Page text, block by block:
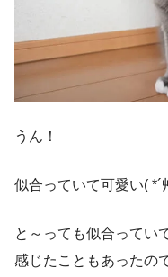
うん！
似合っていて可愛い( *´
と～っても似合ってい
感じたこともあったの